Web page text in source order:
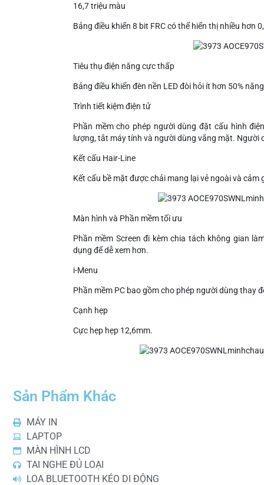
16,7 triệu màu
Bảng điều khiển 8 bit FRC có thể hiển thị nhiều hơn
Tiêu thụ điện năng cực thấp
Bảng điều khiển đèn nền LED đòi hỏi ít hơn 50%
Trình tiết kiệm điện tử
Phần mềm cho phép người dùng đặt cấu hình
lượng, tắt máy tính và người dùng vắng mặt.
Kết cấu Hair-Line
Kết cấu bề mặt được chải mang lại vẻ ngoài và cảm
Màn hình và Phần mềm tối ưu
Phần mềm Screen đi kèm chia tách không gian
dụng để dễ xem hơn.
i-Menu
Phần mềm PC bao gồm cho phép người dùng thay
Cạnh hẹp
Cực hẹp hẹp 12,6mm.
Sản Phẩm Khác
MÁY IN
LAPTOP
MÀN HÌNH LCD
TAI NGHE ĐỦ LOẠI
LOA BLUETOOTH KÉO DI ĐỘNG